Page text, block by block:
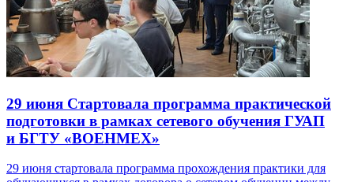
29 июня Стартовала программа практической
подготовки в рамках сетевого обучения ГУАП
и БГТУ «ВОЕНМЕХ»
29 июня стартовала программа прохождения практики для